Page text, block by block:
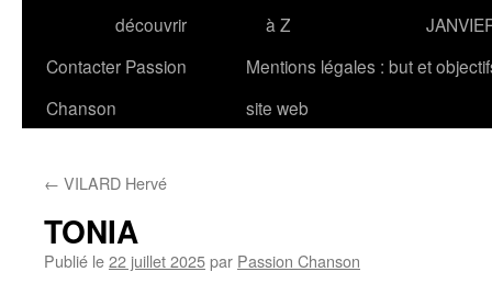
découvrir
à Z
Contacter Passion
Chanson
Mentions légales : but et
site web
← VILARD Hervé
TONIA
Publié le22 juillet 2025par Passion Chanson